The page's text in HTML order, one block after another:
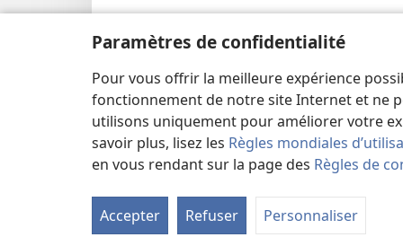
Paramètres de confidentialité
Pour vous offrir la meilleure expérience
fonctionnement de notre site Internet et ne
utilisons uniquement pour améliorer votre
savoir plus, lisez les Règles mondiales
en vous rendant sur la page des Règles de
Accepter Refuser Personnaliser